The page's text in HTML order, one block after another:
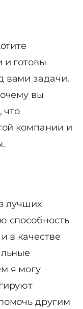
и готовы
вами задачи.
вы
что
компании и
лучших
способность
в качестве
я могу
другим